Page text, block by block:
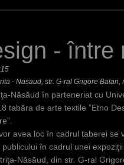
- între
- Nasaud, str. G-ral Grigore Balan,
Năsăud în parteneriat cu
tabăra de arte textile ”Etno
avea loc în cadrul taberei
în cadrul unei
Năsăud, din str. G-ral